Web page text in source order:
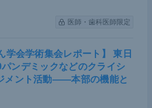
医師・歯科医師限定
学会学術集会レポート】 東日
ンデミックなどのクライシ
メント活動――本部の機能と